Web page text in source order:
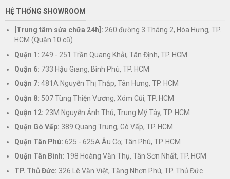
HỆ THỐNG SHOWROOM
[Trung tâm sửa chữa 24h]: 260 đường 3 Tháng 2, Hòa Hưng, TP.
HCM (Quận 10 cũ)
Quận 1: 249 - 251 Trần Quang Khải, Tân Định, TP. HCM
Quận 6: 733 Hậu Giang, Bình Phú, TP. HCM
Quận 7: 481A Nguyễn Thị Thập, Tân Hưng, TP. HCM
Quận 8: 507 Tùng Thiện Vương, Xóm Cũi, TP. HCM
Quận 12: 23M Nguyễn Ảnh Thủ, Trung Mỹ Tây, TP. HCM
Quận Gò Vấp: 389 Quang Trung, Gò Vấp, TP. HCM
Quận Tân Phú: 625 - 625A Âu Cơ, Tân Phú, TP. HCM
Quận Tân Bình: 198 Hoàng Văn Thụ, Tân Sơn Nhất, TP. HCM
TP. Thủ Đức: 326 Lê Văn Việt, Tăng Nhơn Phú, TP. Thủ Đức